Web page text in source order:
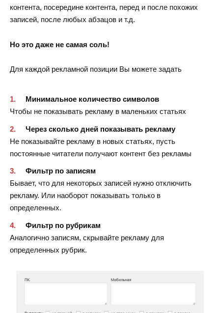
контента, посередине контента, перед и после похожих
записей, после любых абзацов и т.д.
Но это даже не самая соль!
Для каждой рекламной позиции Вы можете задать
Минимальное количество символов
Чтобы не показывать рекламу в маленьких статьях
Через сколько дней показывать рекламу
Не показывайте рекламу в новых статьях, пусть
постоянные читатели получают контент без рекламы
Фильтр по записям
Бывает, что для некоторых записей нужно отключить
рекламу. Или наоборот показывать только в
определенных.
Фильтр по рубрикам
Аналогично записям, скрывайте рекламу для
определенных рубрик.